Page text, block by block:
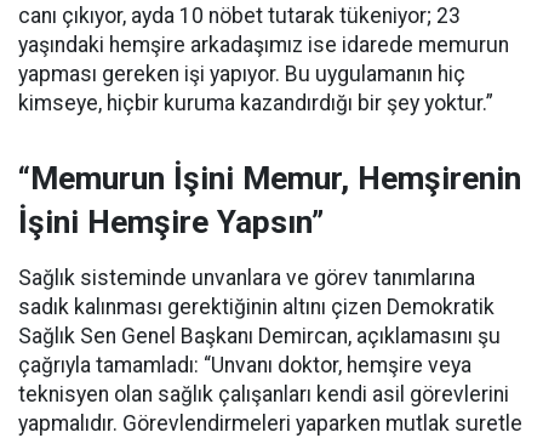
canı çıkıyor, ayda 10 nöbet tutarak tükeniyor; 23
yaşındaki hemşire arkadaşımız ise idarede memurun
yapması gereken işi yapıyor. Bu uygulamanın hiç
kimseye, hiçbir kuruma kazandırdığı bir şey yoktur.”
“Memurun İşini Memur, Hemşirenin
İşini Hemşire Yapsın”
Sağlık sisteminde unvanlara ve görev tanımlarına
sadık kalınması gerektiğinin altını çizen Demokratik
Sağlık Sen Genel Başkanı Demircan, açıklamasını şu
çağrıyla tamamladı: “Unvanı doktor, hemşire veya
teknisyen olan sağlık çalışanları kendi asil görevlerini
yapmalıdır. Görevlendirmeleri yaparken mutlak suretle